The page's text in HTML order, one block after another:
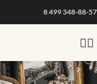
8 499 348-88-57